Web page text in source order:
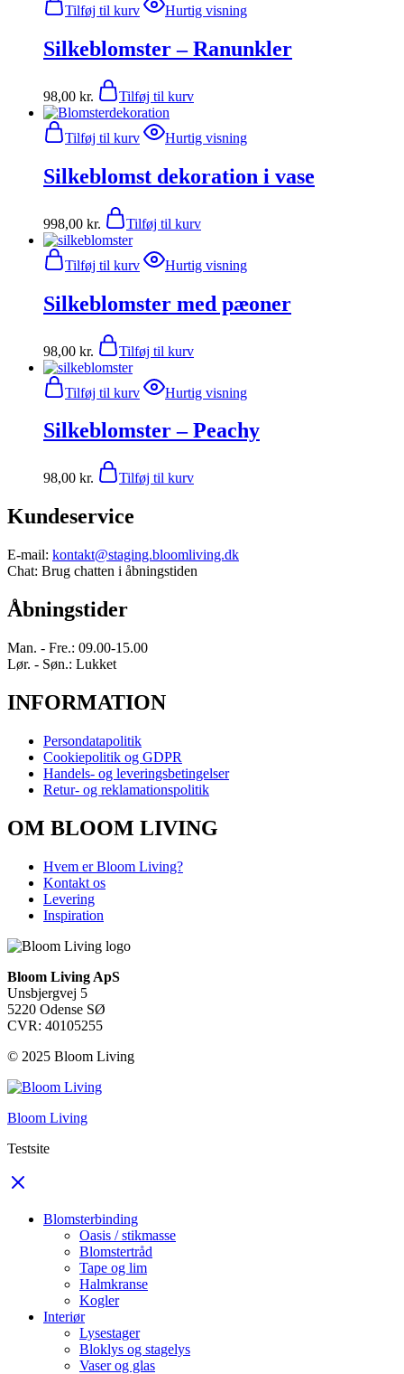
Tilføj til kurv Hurtig visning
Silkeblomster – Ranunkler
98,00 kr. Tilføj til kurv
Tilføj til kurv Hurtig visning
Silkeblomst dekoration i vase
998,00 kr. Tilføj til kurv
Tilføj til kurv Hurtig visning
Silkeblomster med pæoner
98,00 kr. Tilføj til kurv
Tilføj til kurv Hurtig visning
Silkeblomster – Peachy
98,00 kr. Tilføj til kurv
Kundeservice
E-mail: kontakt@staging.bloomliving.dk
Chat: Brug chatten i åbningstiden
Åbningstider
Man. - Fre.: 09.00-15.00
Lør. - Søn.: Lukket
INFORMATION
Persondatapolitik
Cookiepolitik og GDPR
Handels- og leveringsbetingelser
Retur- og reklamationspolitik
OM BLOOM LIVING
Hvem er Bloom Living?
Kontakt os
Levering
Inspiration
Bloom Living ApS
Unsbjergvej 5
5220 Odense SØ
CVR: 40105255
© 2025 Bloom Living
Bloom Living
Testsite
Blomsterbinding
Oasis / stikmasse
Blomstertråd
Tape og lim
Halmkranse
Kogler
Interiør
Lysestager
Bloklys og stagelys
Vaser og glas